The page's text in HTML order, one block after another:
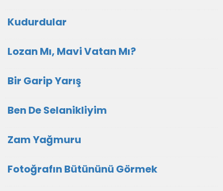
Kudurdular
Lozan Mı, Mavi Vatan Mı?
Bir Garip Yarış
Ben De Selanikliyim
Zam Yağmuru
Fotoğrafın Bütününü Görmek